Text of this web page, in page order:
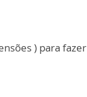
) para fazer